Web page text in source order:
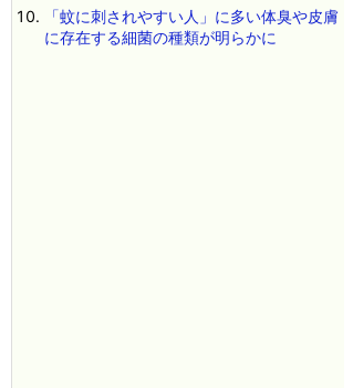
「蚊に刺されやすい人」に多い体臭や皮膚
に存在する細菌の種類が明らかに